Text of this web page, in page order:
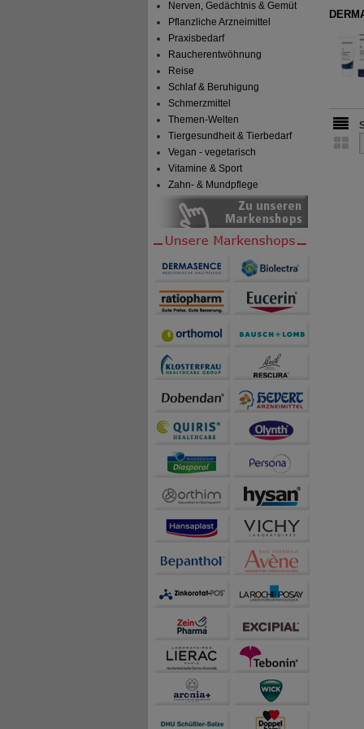
Nerven, Gedächtnis & Gemüt
Pflanzliche Arzneimittel
Praxisbedarf
Raucherentwöhnung
Reise
Schlaf & Beruhigung
Schmerzmittel
Themen-Welten
Tiergesundheit & Tierbedarf
Vegan - vegetarisch
Vitamine & Sport
Zahn- & Mundpflege